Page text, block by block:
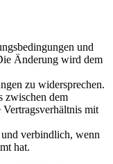
und
Änderung wird dem
zu widersprechen.
zwischen dem
mit
verbindlich, wenn
hat.